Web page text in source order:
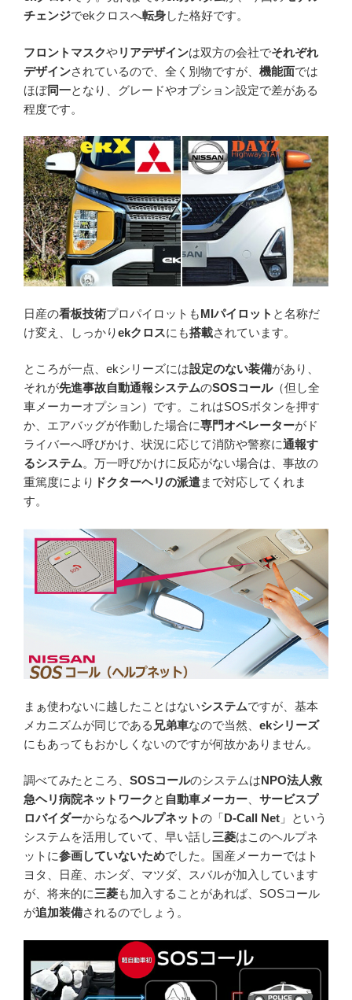
チェンジでekクロスへ転身した格好です。
フロントマスクやリアデザインは双方の会社でそれぞれ
デザインされているので、全く別物ですが、 機能面では
ほぼ同一となり、グレードやオプション設定で差がある
程度です。
日産の看板技術プロパイロットもMIパイロット と名称だ
け変え、しっかりekクロスにも搭載されています。
ところが一点、ekシリーズには設定のない装備があり、
それが先進事故自動通報システムのSOSコール（但し全
車メーカーオプション）です。これはSOSボタンを押す
か、エアバッグが作動した場合に専門オペレーターがド
ライバーへ呼びかけ、状況に応じて消防や警察に通報す
るシステム。万一呼びかけに反応がない場合は、事故の
重篤度により ドクターヘリの派遣まで対応してくれま
す。
まぁ使わないに越したことはないシステムですが、基本
メカニズムが同じである 兄弟車なので当然、 ekシリーズ
にもあってもおかしくないのですが何故かありません。
調べてみたところ、 SOSコールのシステムはNPO法人救
急ヘリ病院ネットワーク と 自動車メーカー
サービスプ
ロバイダーからなるヘルプネットの「D-Call Net 」という
システムを活用していて、早い話し三菱はこのヘルプネ
ットに参画していないためでした。国産メーカーではト
ヨタ、日産、ホンダ、マツダ、スバルが加入しています
が、将来的に三菱も加入することがあれば、SOSコール
が追加装備されるのでしょう。